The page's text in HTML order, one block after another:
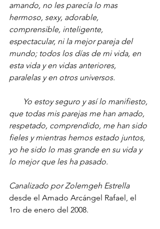
amando, no les parecía lo mas
hermoso, sexy, adorable,
comprensible, inteligente,
espectacular, ni la mejor pareja del
mundo; todos los días de mi vida, en
esta vida y en vidas anteriores,
paralelas y en otros universos.
que todas mis parejas me han amado,
respetado, comprendido, me han sido
fieles y mientras hemos estado juntos,
yo he sido lo mas grande en su vida y
lo mejor que les ha pasado.
Canalizado por Zolemgeh Estrella
desde el Amado Arcángel Rafael, el
1ro de enero del 2008.